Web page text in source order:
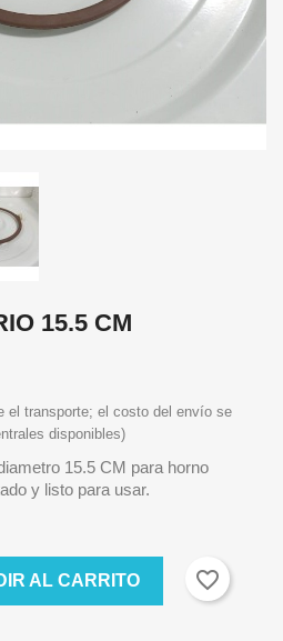
15.5 CM
el transporte; el costo del envío se
disponibles)
15.5 CM para horno
y listo para usar.
AL CARRITO favorite_border